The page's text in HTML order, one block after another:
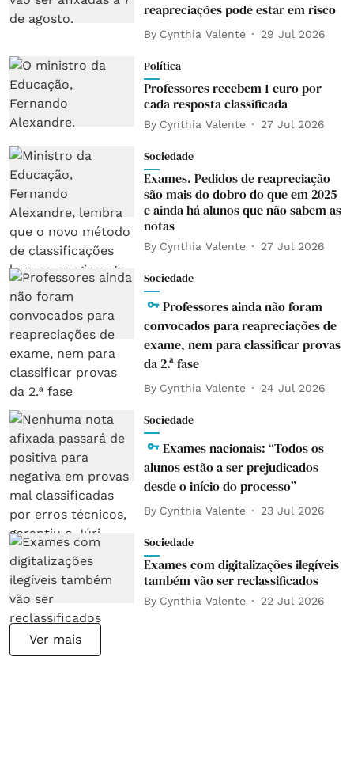
reapreciações pode estar em risco
By Cynthia Valente 29 Jul 2026
Política
Professores recebem 1 euro por
cada resposta classificada
By Cynthia Valente 27 Jul 2026
Sociedade
Exames. Pedidos de reapreciação
são mais do dobro do que em 2025
e ainda há alunos que não sabem as
notas
By Cynthia Valente 27 Jul 2026
Sociedade
Professores ainda não foram
convocados para reapreciações de
exame, nem para classificar provas
da 2.ª fase
By Cynthia Valente 24 Jul 2026
Sociedade
Exames nacionais: “Todos os
alunos estão a ser prejudicados
desde o início do processo”
By Cynthia Valente 23 Jul 2026
Sociedade
Exames com digitalizações ilegíveis
também vão ser reclassificados
By Cynthia Valente 22 Jul 2026
Ver mais